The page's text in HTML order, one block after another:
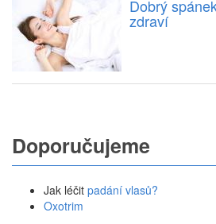
Dobrý
zdraví
Doporučujeme
Jak léčit padání vlasů?
Oxotrim